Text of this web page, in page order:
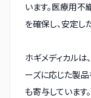
います。医療用
を確保し、安定し
ホギメディカル
ーズに応じた製
も寄与していま